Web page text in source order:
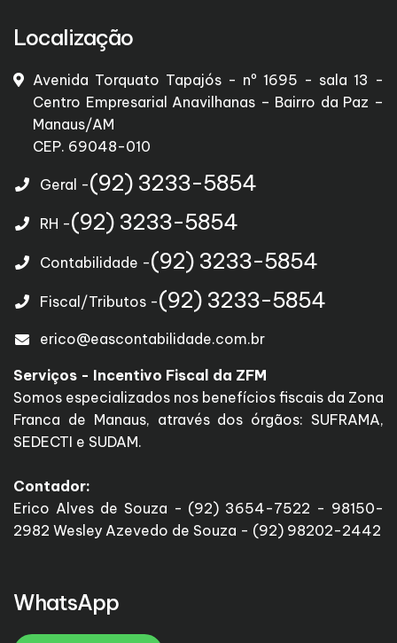
Localização
Avenida Torquato Tapajós - nº 1695 - sala 13 -
Centro Empresarial Anavilhanas – Bairro da Paz –
Manaus/AM
CEP. 69048-010
Geral -(92) 3233-5854
RH -(92) 3233-5854
Contabilidade -(92) 3233-5854
Fiscal/Tributos -(92) 3233-5854
erico@eascontabilidade.com.br
Serviços - Incentivo Fiscal da ZFM
Somos especializados nos benefícios fiscais da Zona
Franca de Manaus, através dos órgãos: SUFRAMA,
SEDECTI e SUDAM.
Contador:
Erico Alves de Souza - (92) 3654-7522 - 98150-
2982 Wesley Azevedo de Souza - (92) 98202-2442
WhatsApp